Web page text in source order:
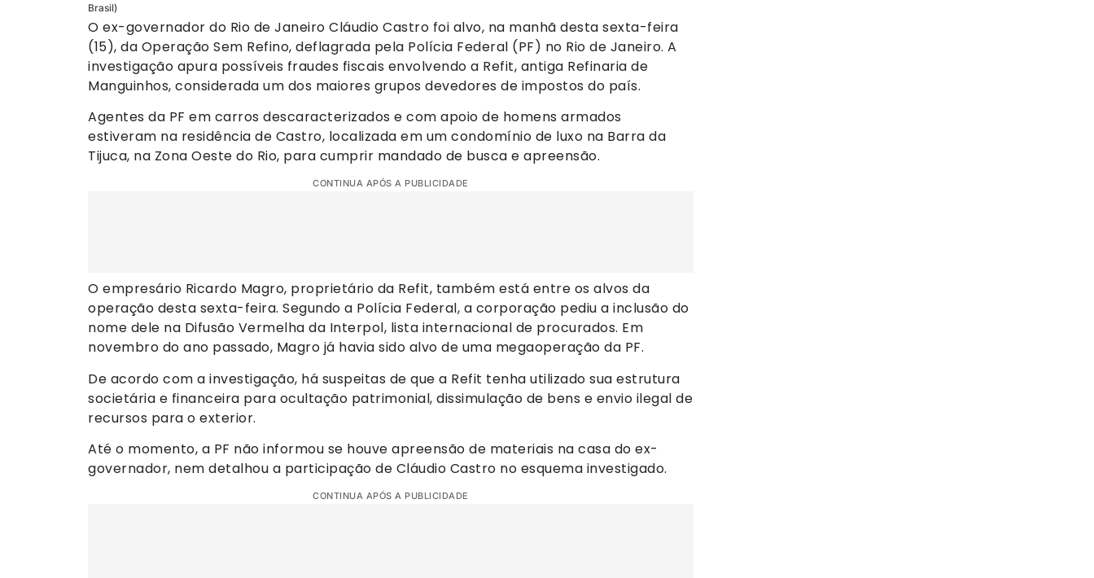
Brasil)
O ex-governador do Rio de Janeiro Cláudio Castro foi alvo, na manhã desta sexta-feira
(15), da Operação Sem Refino, deflagrada pela Polícia Federal (PF) no Rio de Janeiro. A
investigação apura possíveis fraudes fiscais envolvendo a Refit, antiga Refinaria de
Manguinhos, considerada um dos maiores grupos devedores de impostos do país.
Agentes da PF em carros descaracterizados e com apoio de homens armados
estiveram na residência de Castro, localizada em um condomínio de luxo na Barra da
Tijuca, na Zona Oeste do Rio, para cumprir mandado de busca e apreensão.
CONTINUA APÓS A PUBLICIDADE
O empresário Ricardo Magro, proprietário da Refit, também está entre os alvos da
operação desta sexta-feira. Segundo a Polícia Federal, a corporação pediu a inclusão do
nome dele na Difusão Vermelha da Interpol, lista internacional de procurados. Em
novembro do ano passado, Magro já havia sido alvo de uma megaoperação da PF.
De acordo com a investigação, há suspeitas de que a Refit tenha utilizado sua estrutura
societária e financeira para ocultação patrimonial, dissimulação de bens e envio ilegal de
recursos para o exterior.
Até o momento, a PF não informou se houve apreensão de materiais na casa do ex-
governador, nem detalhou a participação de Cláudio Castro no esquema investigado.
CONTINUA APÓS A PUBLICIDADE